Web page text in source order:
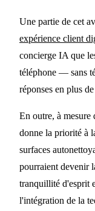
Une partie de cet
expérience client
concierge IA que
téléphone — sans
réponses en plus
En outre, à mesure
donne la priorité à
surfaces
pourraient devenir
tranquillité d'esprit
l'intégration de la